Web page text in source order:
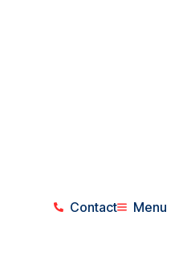
Contact Menu